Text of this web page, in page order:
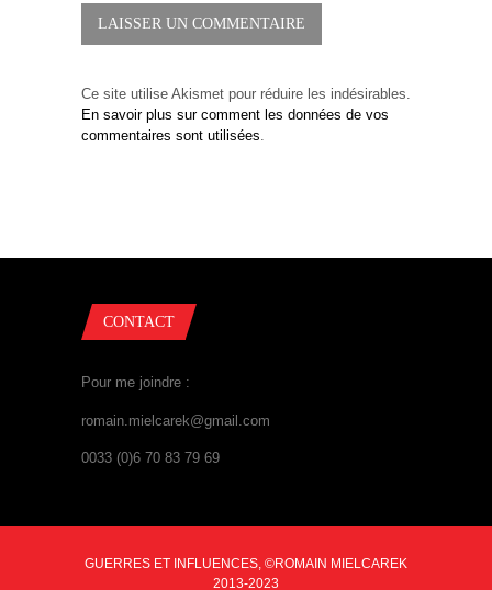
Ce site utilise Akismet pour réduire les indésirables.
En savoir plus sur comment les données de vos
commentaires sont utilisées
CONTACT
Pour me joindre :
romain.mielcarek@gmail.com
0033 (0)6 70 83 79 69
GUERRES ET INFLUENCES, ©ROMAIN MIELCAREK
2013-2023